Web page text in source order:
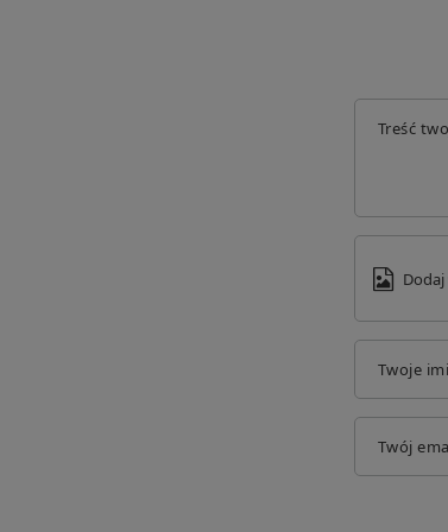
Realizacja Twojego zamówienia została
Treść
Twoje
Twój